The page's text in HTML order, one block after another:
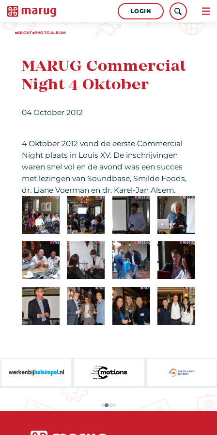
LOGIN
ABOUT PHOTOALBUM
MARUG Commercial
Night 4 Oktober
04 October 2012
4 Oktober 2012 vond de eerste Commercial
Night plaats in Louis XV. De inschrijvingen
waren snel vol en de avond was een succes
met lezingen van Soundbase, Smilde Foods,
dr. Liane Voerman en dr. Karel-Jan Alsem.